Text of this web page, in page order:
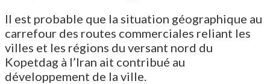
Il est probable que la situation géographique au
carrefour des routes commerciales reliant les
villes et les régions du versant nord du
Kopetdag à l’Iran ait contribué au
développement de la ville.